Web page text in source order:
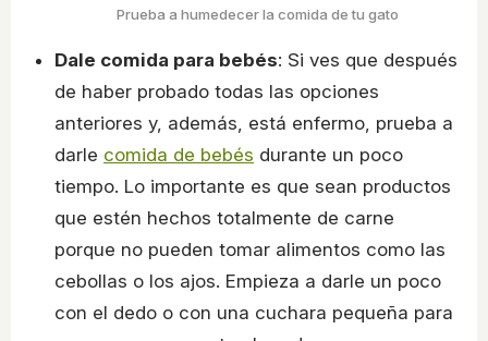
Prueba a humedecer la comida de tu gato
Dale comida para bebés: Si ves que después
de haber probado todas las opciones
anteriores y, además, está enfermo, prueba a
darle comida de bebés durante un poco
tiempo. Lo importante es que sean productos
que estén hechos totalmente de carne
porque no pueden tomar alimentos como las
cebollas o los ajos. Empieza a darle un poco
con el dedo o con una cuchara pequeña para